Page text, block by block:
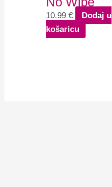
10,99€
Dodaj u
košaricu